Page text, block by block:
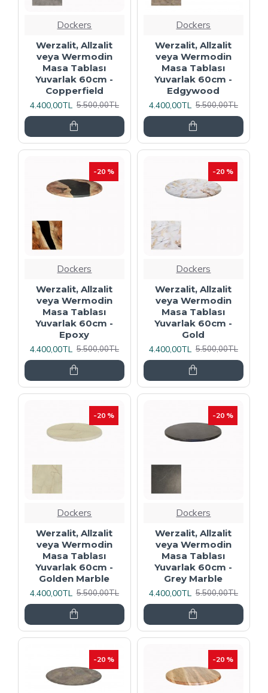
Dockers
Werzalit, Allzalit
veya Wermodin
Masa Tablası
Yuvarlak 60cm -
Copperfield
4.400,00TL 5.500,00TL
Dockers
Werzalit, Allzalit
veya Wermodin
Masa Tablası
Yuvarlak 60cm -
Edgywood
4.400,00TL 5.500,00TL
-20 %
Dockers
Werzalit, Allzalit
veya Wermodin
Masa Tablası
Yuvarlak 60cm -
Epoxy
4.400,00TL 5.500,00TL
-20 %
Dockers
Werzalit, Allzalit
veya Wermodin
Masa Tablası
Yuvarlak 60cm -
Gold
4.400,00TL 5.500,00TL
-20 %
Dockers
Werzalit, Allzalit
veya Wermodin
Masa Tablası
Yuvarlak 60cm -
Golden Marble
4.400,00TL 5.500,00TL
-20 %
Dockers
Werzalit, Allzalit
veya Wermodin
Masa Tablası
Yuvarlak 60cm -
Grey Marble
4.400,00TL 5.500,00TL
-20 % -20 %